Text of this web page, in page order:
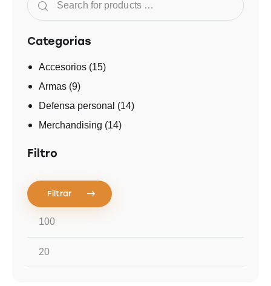
Categorias
Accesorios (15)
Armas (9)
Defensa personal (14)
Merchandising (14)
Filtro
Filtrar